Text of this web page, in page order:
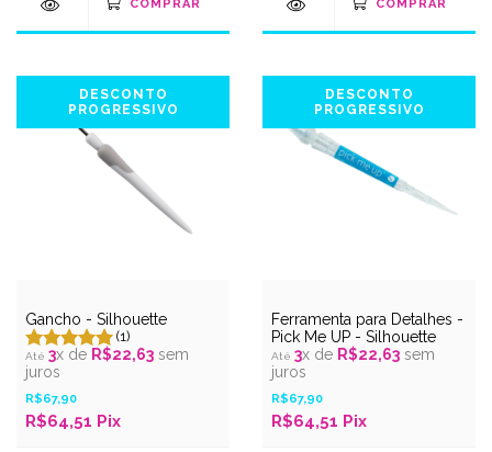
DESCONTO
PROGRESSIVO
Gancho - Silhouette
(1)
3x de R$22,63 sem
juros
R$67,90
R$64,51 Pix
DESCONTO
PROGRESSIVO
Ferramenta para Detalhes -
Pick Me UP - Silhouette
3x de R$22,63 sem
juros
R$67,90
R$64,51 Pix